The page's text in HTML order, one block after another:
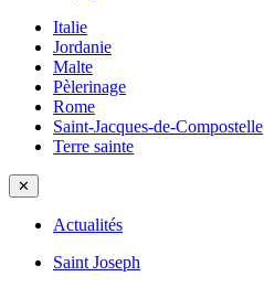
Italie
Jordanie
Malte
Pèlerinage
Rome
Saint-Jacques-de-Compostelle
Terre sainte
✕
Actualités
Saint Joseph